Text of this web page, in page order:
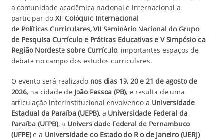
a comunidade acadêmica nacional e internacional a
participar do XII Colóquio Internacional
de Políticas Curriculares, VII Seminário Nacional do Grupo
de Pesquisa Currículo e Práticas Educativas e V Simpósio da
Região Nordeste sobre Currículo, importantes espaços de
debate no campo dos estudos curriculares.
O evento será realizado nos dias 19, 20 e 21 de agosto de
2026, na cidade de João Pessoa (PB), e resulta de uma
articulação interinstitucional envolvendo a Universidade
Estadual da Paraíba (UEPB), a Universidade Federal da
Paraíba (UFPB), a Universidade Federal de Pernambuco
(UFPE) e a Universidade do Estado do Rio de Janeiro (UERJ)